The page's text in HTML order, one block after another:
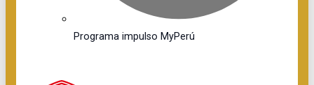
Programa impulso MyPerú